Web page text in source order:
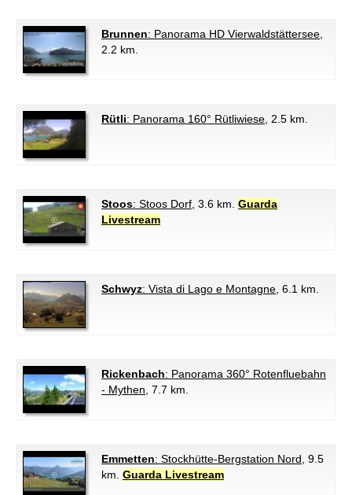
Brunnen: Panorama HD Vierwaldstättersee
2.2 km.
Rütli: Panorama 160° Rütliwiese , 2.5 km.
Stoos: Stoos Dorf , 3.6 km. Guarda
Livestream
Schwyz: Vista di Lago e Montagne , 6.1 km.
Rickenbach: Panorama 360° Rotenfluebahn
- Mythen , 7.7 km.
Emmetten: Stockhütte-Bergstation Nord , 9.5
km. Guarda Livestream